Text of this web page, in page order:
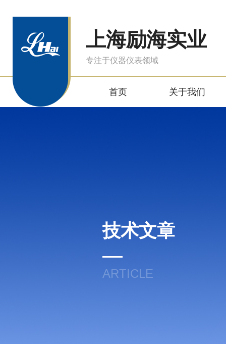
上海励海实业
专注于仪器仪表领域
首页 关于我们
技术文章
ARTICLE